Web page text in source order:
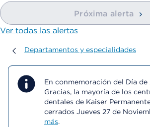
Próxima alerta
Ver todas las alertas
Departamentos y especialidades
Departamentos y especialidades
En conmemoración del Día
Gracias, la mayoría de los
dentales de Kaiser
cerrados Jueves 27 de
más.